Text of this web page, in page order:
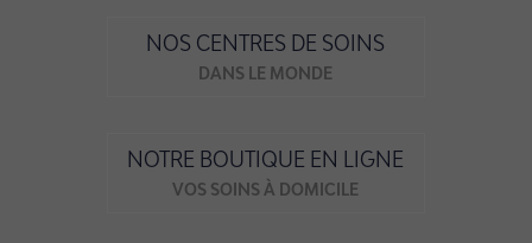
NOS CENTRES DE SOINS
DANS LE MONDE
NOTRE BOUTIQUE EN LIGNE
VOS SOINS À DOMICILE